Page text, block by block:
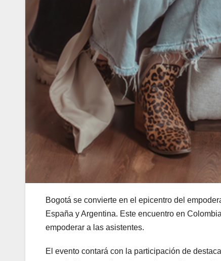
Bogotá se convierte en el epicentro del
España y Argentina. Este encuentro en
empoderar a las asistentes.
El evento contará con la participación de